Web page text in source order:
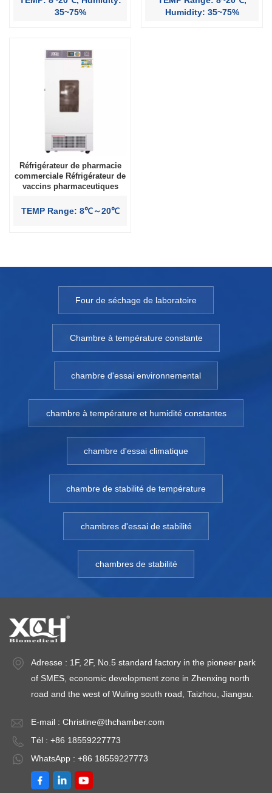
35~75%
Humidity: 35~75%
Réfrigérateur de pharmacie
commerciale Réfrigérateur de
vaccins pharmaceutiques
TEMP Range: 8℃～20℃
Four de séchage de laboratoire
Chambre à température constante
chambre d'essai environnemental
chambre à température et humidité constantes
chambre d'essai climatique
chambre de stabilité de température
chambres d'essai de stabilité
chambres de stabilité
Adresse : 1F, 2F, No.5 standard factory in the pioneer park
of SMES, economic development zone in Zhenxing north
road and the west of Wuling south road, Taizhou, Jiangsu.
E-mail : Christine@thchamber.com
Tél : +86 18559227773
WhatsApp : +86 18559227773